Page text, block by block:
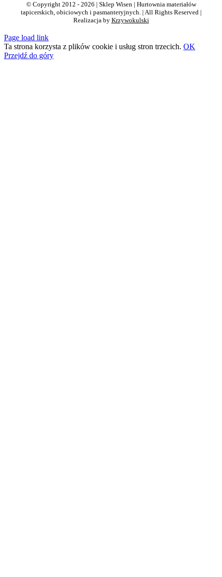
© Copyright 2012 - 2026 | Sklep Wisen | Hurtownia materiałów
tapicerskich, obiciowych i pasmanteryjnych. | All Rights Reserved |
Realizacja by Krzywokulski
Page load link
Ta strona korzysta z plików cookie i usług stron trzecich. OK
Przejdź do góry